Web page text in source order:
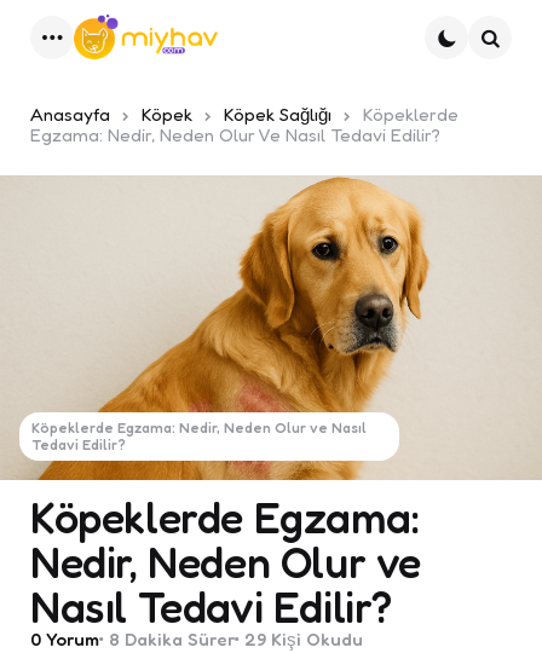
Anasayfa Köpek Köpek Sağlığı
Köpeklerde
Egzama: Nedir, Neden Olur Ve Nasıl Tedavi Edilir?
Köpeklerde Egzama: Nedir, Neden Olur ve Nasıl
Tedavi Edilir?
Köpeklerde Egzama:
Nedir, Neden Olur ve
Nasıl Tedavi Edilir?
0 Yorum 8 Dakika Sürer 29 Kişi Okudu